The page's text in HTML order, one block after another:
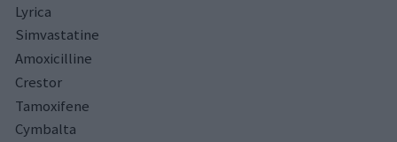
Lyrica
Simvastatine
Amoxicilline
Crestor
Tamoxifene
Cymbalta